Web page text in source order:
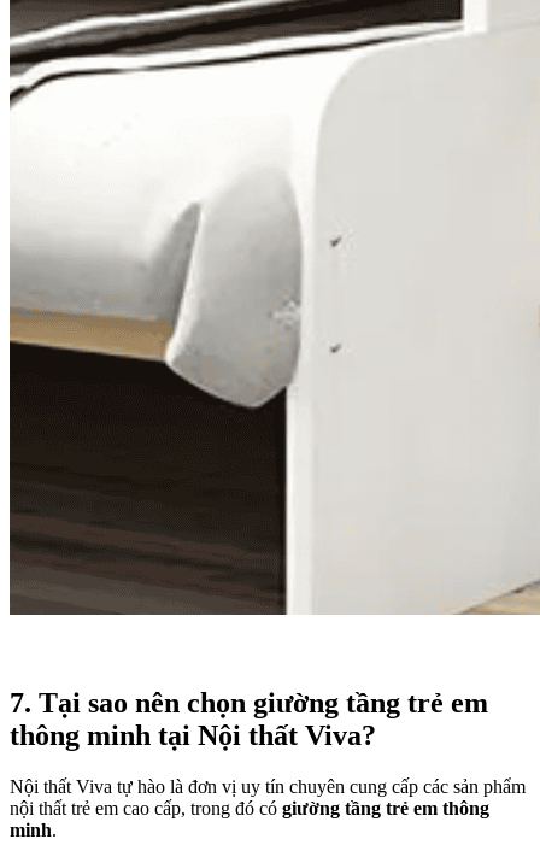
7. Tại sao nên chọn giường tầng trẻ em
thông minh tại Nội thất Viva?
Nội thất Viva tự hào là đơn vị uy tín chuyên cung cấp các sản phẩm
nội thất trẻ em cao cấp, trong đó có giường tầng trẻ em thông
minh.